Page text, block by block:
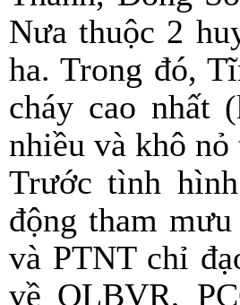
Nưa thuộc 2
ha. Trong đó,
cháy cao nhất
nhiều và khô
Trước tình
động tham
và PTNT chỉ
về QLBVR,